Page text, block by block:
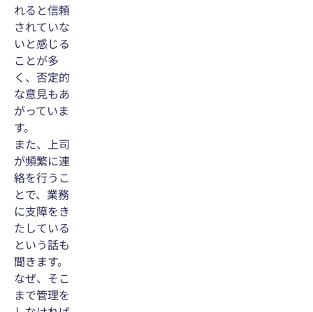
れると信頼
されていな
いと感じる
ことが多
く、否定的
な意見もあ
がっていま
す。
また、上司
が頻繁に連
絡を行うこ
とで、業務
に支障をき
たしている
という話も
聞きます。
なぜ、そこ
まで管理を